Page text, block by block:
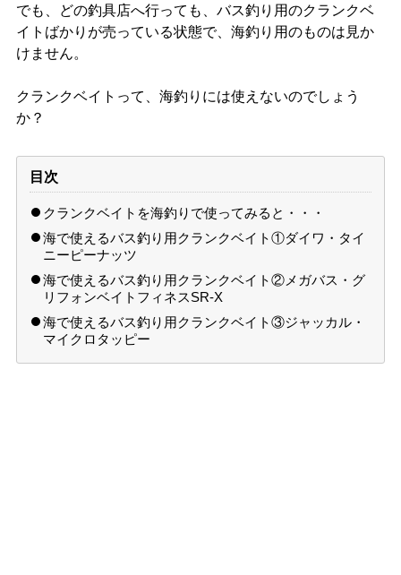
でも、どの釣具店へ行っても、バス釣り用のクランクベ
イトばかりが売っている状態で、海釣り用のものは見か
けません。
クランクベイトって、海釣りには使えないのでしょう
か？
目次
クランクベイトを海釣りで使ってみると・・・
海で使えるバス釣り用クランクベイト①ダイワ・タイ
ニーピーナッツ
海で使えるバス釣り用クランクベイト②メガバス・グ
リフォンベイトフィネスSR-X
海で使えるバス釣り用クランクベイト③ジャッカル・
マイクロタッピー